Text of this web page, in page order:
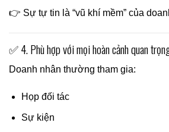
👉 Sự tự tin là “vũ khí mềm” của
✅ 4. Phù hợp với mọi hoàn cảnh quan
Doanh nhân thường tham gia:
Họp đối tác
Sự kiện